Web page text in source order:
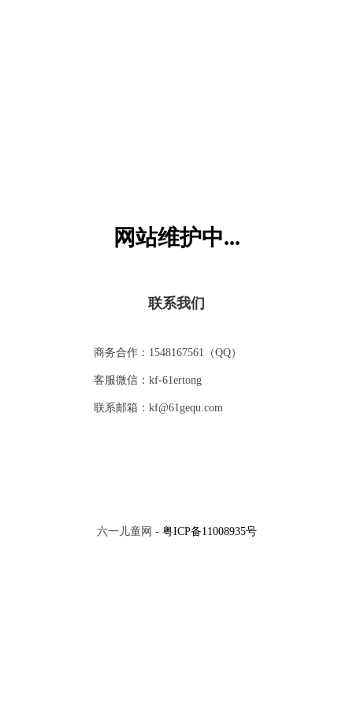
网站维护中...
联系我们
商务合作：1548167561（QQ）
客服微信：kf-61ertong
联系邮箱：kf@61gequ.com
六一儿童网 - 粤ICP备11008935号